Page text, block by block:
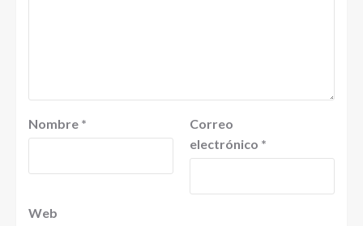
Nombre *
Correo
electrónico *
Web